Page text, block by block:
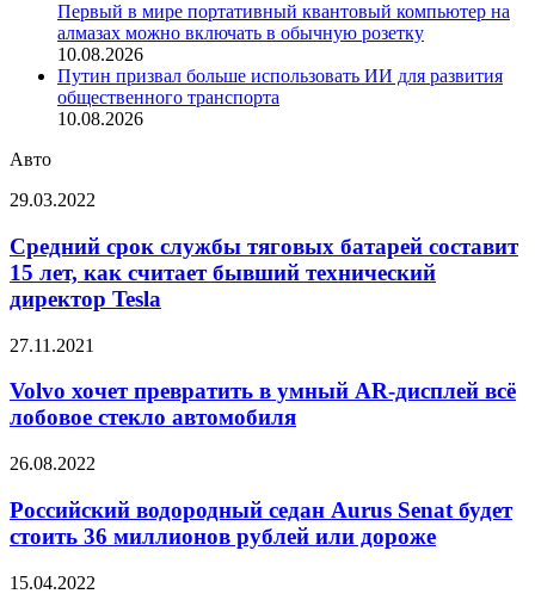
Первый в мире портативный квантовый компьютер на
алмазах можно включать в обычную розетку
10.08.2026
Путин призвал больше использовать ИИ для развития
общественного транспорта
10.08.2026
Авто
Средний
службы
тяговых
батарей
составит
лет,
считает
бывший
директор
29.03.2022
Средний срок службы тяговых батарей составит
15 лет, как считает бывший технический
директор Tesla
Volvo
превратить
умный
дисплей
лобовое
стекло
27.11.2021
Volvo хочет превратить в умный AR-дисплей всё
лобовое стекло автомобиля
Российский
седан
Aurus
Senat
стоить
26.08.2022
Российский водородный седан Aurus Senat будет
стоить 36 миллионов рублей или дороже
Беспилотные
15.04.2022